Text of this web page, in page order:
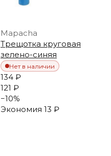
Mapacha
Трещотка круговая
зелено-синяя
Нет в наличии
134 ₽
121 ₽
−10%
Экономия 13 ₽